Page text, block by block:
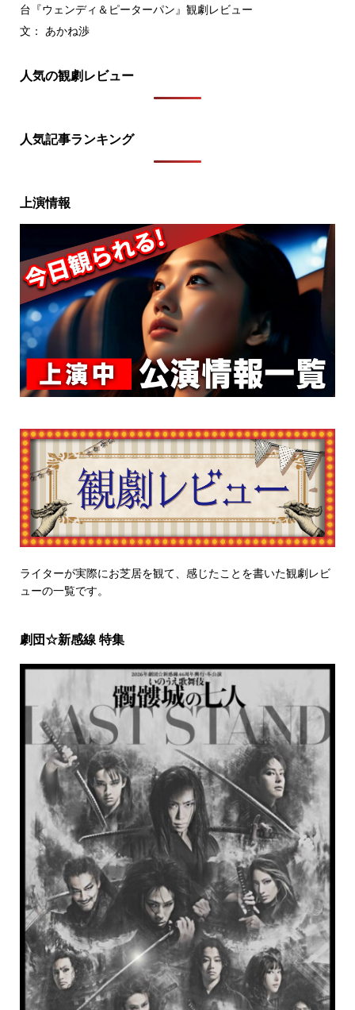
台『ウェンディ＆ピーターパン』観劇レビュー
文： あかね渉
人気の観劇レビュー
人気記事ランキング
上演情報
ライターが実際にお芝居を観て、感じたことを書いた観劇レビ
ューの一覧です。
劇団☆新感線 特集